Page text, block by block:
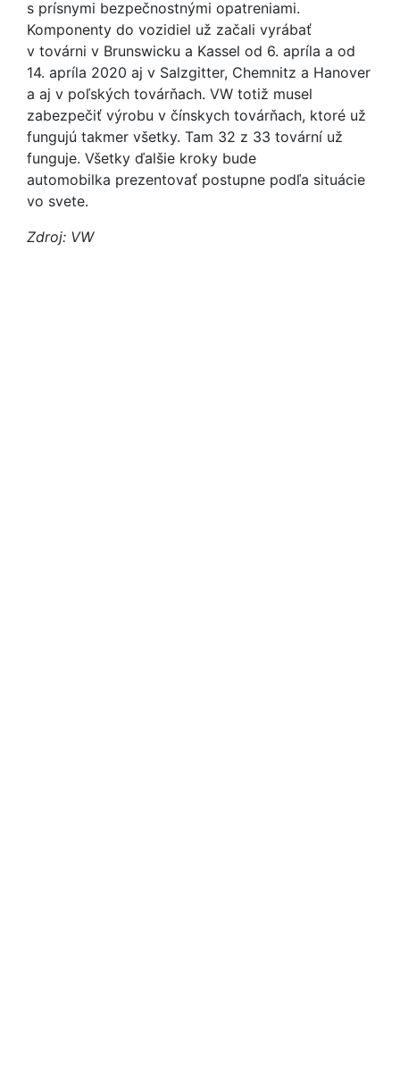
s prísnymi bezpečnostnými opatreniami.
Komponenty do vozidiel už začali vyrábať
v továrni v Brunswicku a Kassel od 6. apríla a od
14. apríla 2020 aj v Salzgitter, Chemnitz a Hanover
a aj v poľských továrňach. VW totiž musel
zabezpečiť výrobu v čínskych továrňach, ktoré už
fungujú takmer všetky. Tam 32 z 33 tovární už
funguje. Všetky ďalšie kroky bude
automobilka prezentovať postupne podľa situácie
vo svete.
Zdroj: VW